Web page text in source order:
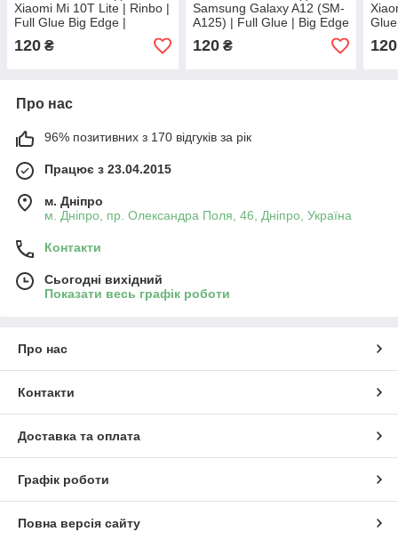
Xiaomi Mi 10T Lite | Rinbo |
Full Glue Big Edge |
чорний
120 ₴
Samsung Galaxy A12 (SM-
A125) | Full Glue | Big Edge
120₴ 120
Про нас
96% позитивних з 170 відгуків за рік
Працює з 23.04.2015
м. Дніпро
м. Дніпро, пр. Олександра Поля, 46, Дніпро, Україна
Контакти
Сьогодні вихідний
Показати весь графік роботи
Про нас
Контакти
Доставка та оплата
Графік роботи
Повна версія сайту